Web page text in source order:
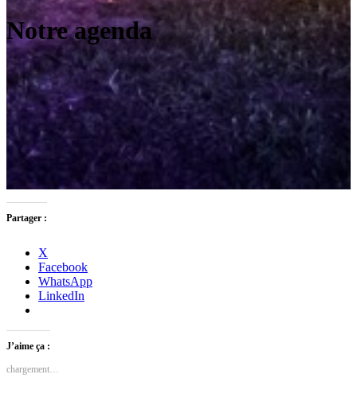
Notre agenda
Partager :
X
Facebook
WhatsApp
LinkedIn
J’aime ça :
chargement…